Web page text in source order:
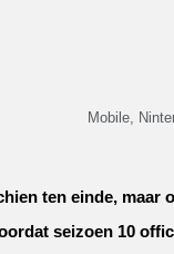
Mobile,
ten einde,
seizoen 10